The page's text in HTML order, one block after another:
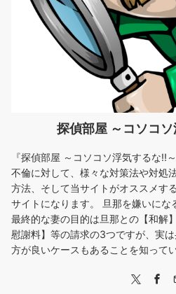
探偵部屋 ～コソコ
『探偵部屋 ～コソコソ浮気するな!!
不倫に対して、様々な対策法や対処
方法、そして当サイトがオススメす
サイトになります。 旦那を嫌いにな
最終的な妻の目的は旦那との【和解
慰謝料】等の請求の3つですが、実
方が良いケースもあることを知って